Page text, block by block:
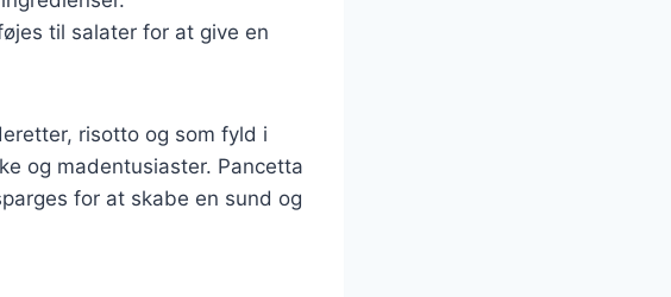
til salater for at give en
risotto og som fyld i
og madentusiaster. Pancetta
for at skabe en sund og